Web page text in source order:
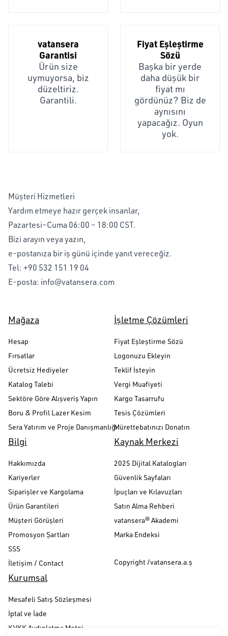
vatansera
Garantisi
Ürün size
uymuyorsa, biz
düzeltiriz.
Garantili.
Fiyat Eşleştirme
Sözü
Başka bir yerde
daha düşük bir
fiyat mı
gördünüz? Biz de
aynısını
yapacağız. Oyun
yok.
Müşteri Hizmetleri
Yardım etmeye hazır gerçek insanlar,
Pazartesi–Cuma 06:00 – 18:00 CST.
Bizi arayın veya yazın,
e-postanıza bir iş günü içinde yanıt vereceğiz.
Tel: +90 532 151 19 04
E-posta: info@vatansera.com
Mağaza
Hesap
Fırsatlar
Ücretsiz Hediyeler
Katalog Talebi
Sektöre Göre Alışveriş Yapın
Boru & Profil Lazer Kesim
Sera Yatırım ve Proje Danışmanlığı
İşletme Çözümleri
Fiyat Eşleştirme Sözü
Logonuzu Ekleyin
Teklif İsteyin
Vergi Muafiyeti
Kargo Tasarrufu
Tesis Çözümleri
Mürettebatınızı Donatın
Bilgi
Hakkımızda
Kariyerler
Siparişler ve Kargolama
Ürün Garantileri
Müşteri Görüşleri
Promosyon Şartları
SSS
İletişim / Contact
Kaynak Merkezi
2025 Dijital Katalogları
Güvenlik Sayfaları
İpuçları ve Kılavuzları
Satın Alma Rehberi
vatansera® Akademi
Marka Endeksi
Copyright /vatansera.a.ş
Kurumsal
Mesafeli Satış Sözleşmesi
İptal ve İade
KVKK Aydınlatma Metni